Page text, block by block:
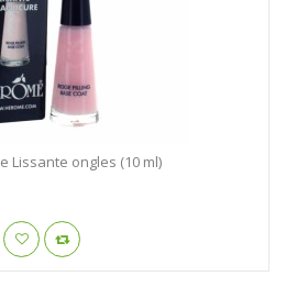
Lissante ongles (10 ml)